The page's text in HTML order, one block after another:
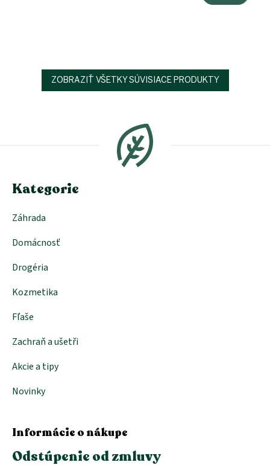
ZOBRAZIŤ VŠETKY SÚVISIACE PRODUKTY
ä
Kategorie
Záhrada
Domácnosť
Drogéria
Kozmetika
Fľaše
Zachraň a ušetři
Akcie a tipy
Novinky
Informácie o nákupe
Odstúpenie od zmluvy